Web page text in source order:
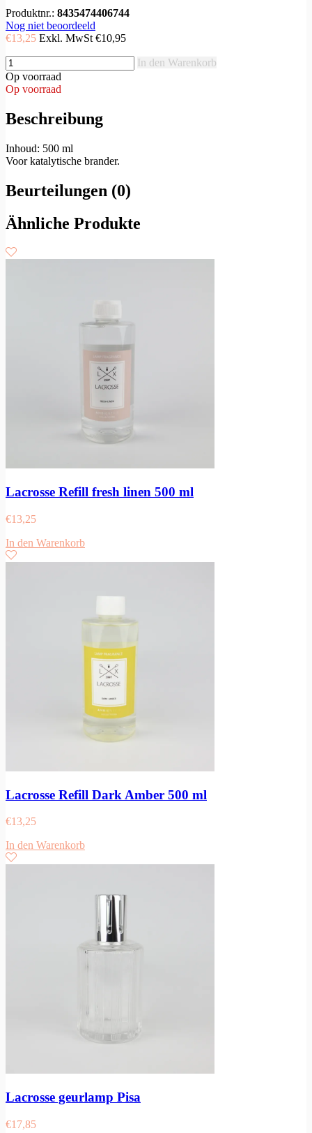
Produktnr.: 8435474406744
Nog niet beoordeeld
€13,25 Exkl. MwSt €10,95
In den Warenkorb
Op voorraad
Op voorraad
Beschreibung
Inhoud: 500 ml
Voor katalytische brander.
Beurteilungen (0)
Ähnliche Produkte
Lacrosse Refill fresh linen 500 ml
€13,25
In den Warenkorb
Lacrosse Refill Dark Amber 500 ml
€13,25
In den Warenkorb
Lacrosse geurlamp Pisa
€17,85